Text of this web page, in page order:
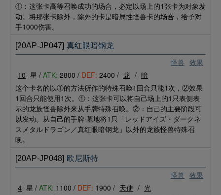
①：这张卡高等召唤成功的场合，必定以场上的1张卡为对象发
动。将那张卡除外，除外的卡是暗属性怪兽卡的场合，给予对
手1000伤害。
怪兽 效果
[20AP-JP047] 真红眼暗钢龙
10 星 / ATK: 2800 / DEF: 2400 / 龙 / 暗
这个卡名的以①的方法所作的特殊召唤1回合只能1次，②效果
1回合只能使用1次。①：这张卡可以将自己场上的1只表侧表
示的龙族怪兽除外来从手牌特殊召唤。②：自己的主要阶段可
以发动。从自己的手牌·墓地将1只「レッドアイズ・ダークネ
スメタルドラゴン／真红眼暗钢龙」以外的龙族怪兽特殊召
唤。
怪兽 效果
[20AP-JP048] 欧尼斯特
4 星 / ATK: 1100 / DEF: 1900 / 天使 / 光